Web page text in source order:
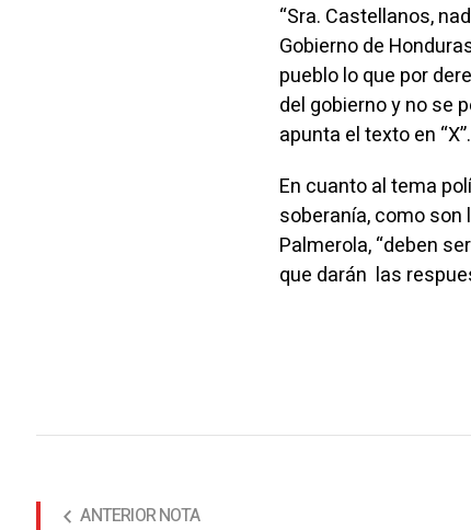
“Sra. Castellanos,
Gobierno de
pueblo lo que por
del gobierno y no se
apunta el texto en “X”.
En cuanto al tema
soberanía, como son
Palmerola, “deben
que darán las
ANTERIOR NOTA